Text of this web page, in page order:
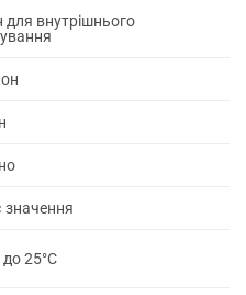
для внутрішнього
значення
до 25°C